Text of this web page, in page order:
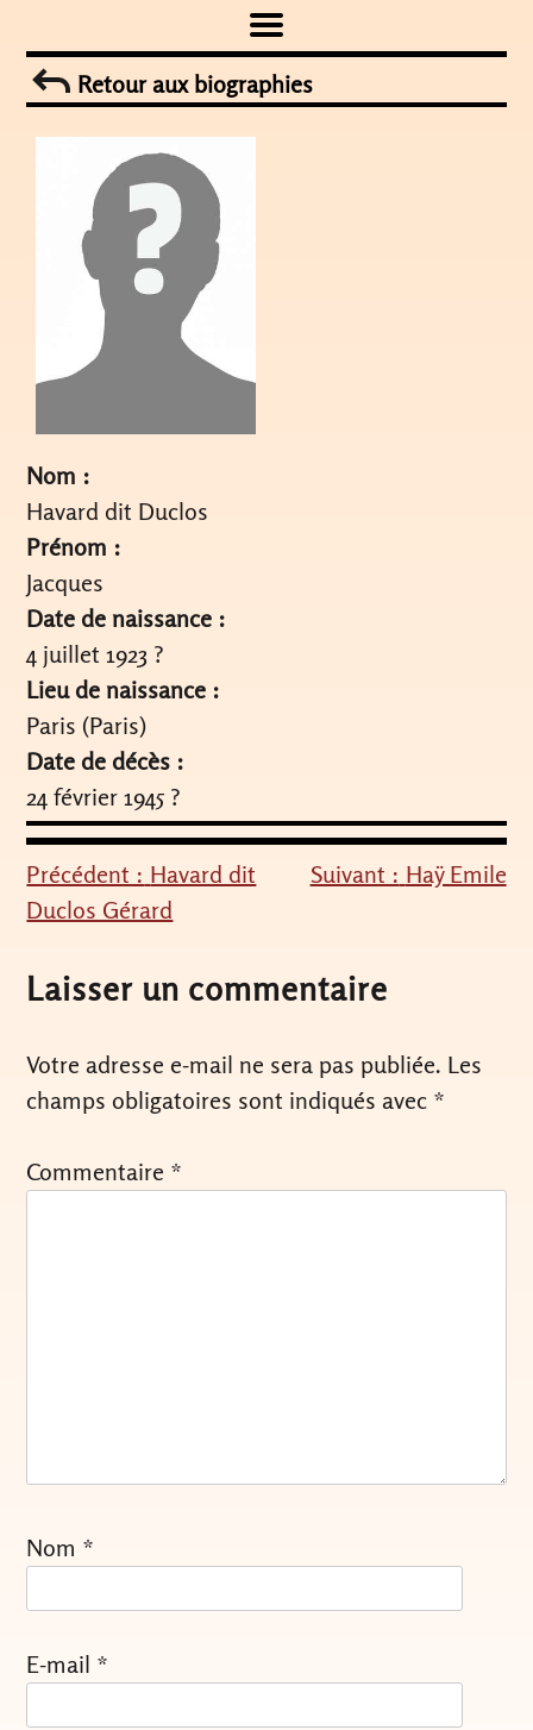
to
contentRetour aux biographies
Nom :
Havard dit Duclos
Prénom :
Jacques
Date de naissance :
4 juillet 1923 ?
Lieu de naissance :
Paris (Paris)
Date de décès :
24 février 1945 ?
Navigation
de
l’article
Précédent : Havard dit
Duclos Gérard
Suivant : Haÿ Emile
Laisser un commentaire
Votre adresse e-mail ne sera pas publiée. Les
champs obligatoires sont indiqués avec *
Commentaire *
Nom *
E-mail *